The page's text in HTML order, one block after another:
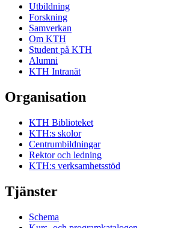
Utbildning
Forskning
Samverkan
Om KTH
Student på KTH
Alumni
KTH Intranät
Organisation
KTH Biblioteket
KTH:s skolor
Centrumbildningar
Rektor och ledning
KTH:s verksamhetsstöd
Tjänster
Schema